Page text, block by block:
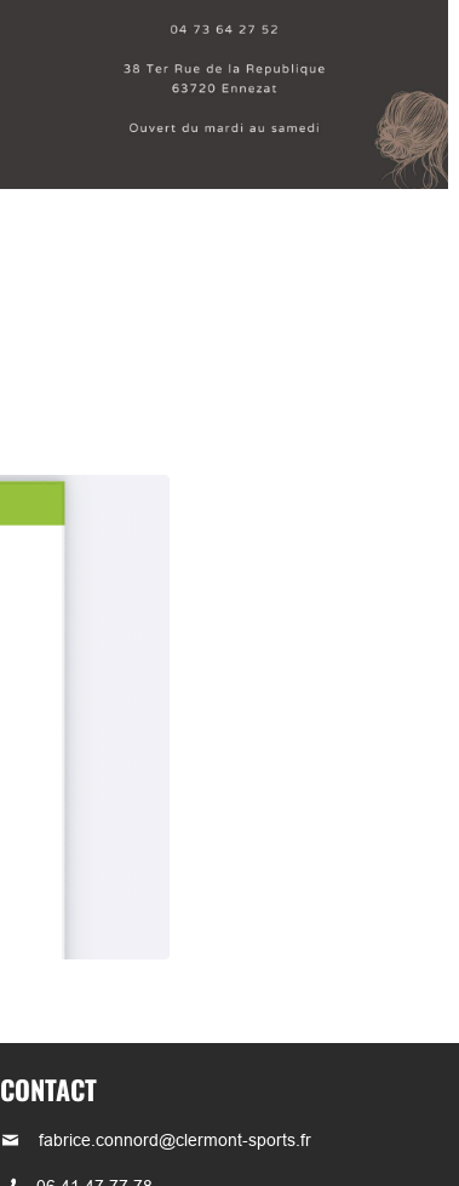
CONTACT
fabrice.connord@clermont-sports.fr